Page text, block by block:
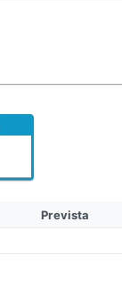
Prevista